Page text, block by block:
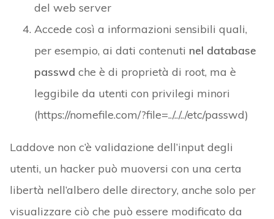
del web server
Accede così a informazioni sensibili quali,
per esempio, ai dati contenuti nel database
passwd che è di proprietà di root, ma è
leggibile da utenti con privilegi minori
(https://nomefile.com/?file=../../../etc/passwd)
Laddove non c’è validazione dell’input degli
utenti, un hacker può muoversi con una certa
libertà nell’albero delle directory, anche solo per
visualizzare ciò che può essere modificato da